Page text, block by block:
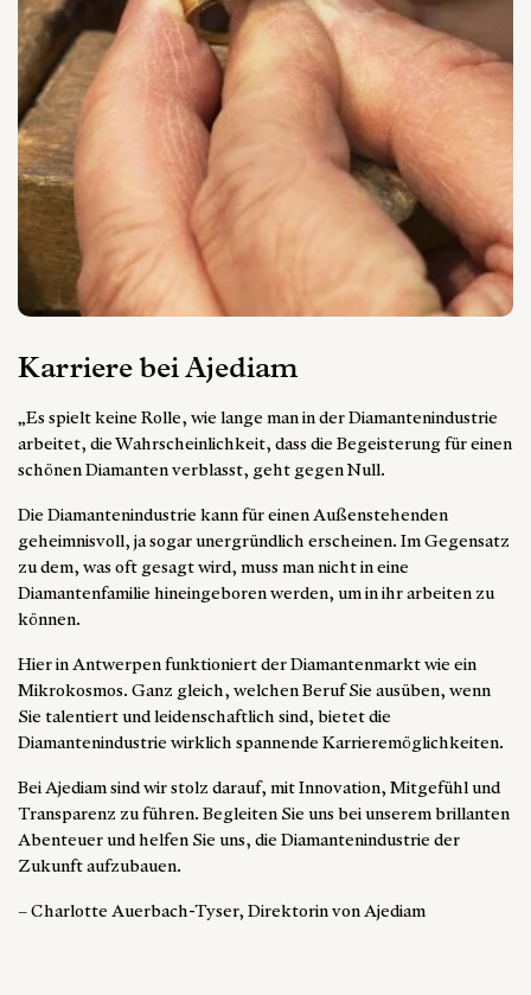
Karriere bei Ajediam
„Es spielt keine Rolle, wie lange man in der Diamantenindustrie
arbeitet, die Wahrscheinlichkeit, dass die Begeisterung für einen
schönen Diamanten verblasst, geht gegen Null.
Die Diamantenindustrie kann für einen Außenstehenden
geheimnisvoll, ja sogar unergründlich erscheinen. Im Gegensatz
zu dem, was oft gesagt wird, muss man nicht in eine
Diamantenfamilie hineingeboren werden, um in ihr arbeiten zu
können.
Hier in Antwerpen funktioniert der Diamantenmarkt wie ein
Mikrokosmos. Ganz gleich, welchen Beruf Sie ausüben, wenn
Sie talentiert und leidenschaftlich sind, bietet die
Diamantenindustrie wirklich spannende Karrieremöglichkeiten.
Bei Ajediam sind wir stolz darauf, mit Innovation, Mitgefühl und
Transparenz zu führen. Begleiten Sie uns bei unserem brillanten
Abenteuer und helfen Sie uns, die Diamantenindustrie der
Zukunft aufzubauen.
– Charlotte Auerbach-Tyser, Direktorin von Ajediam